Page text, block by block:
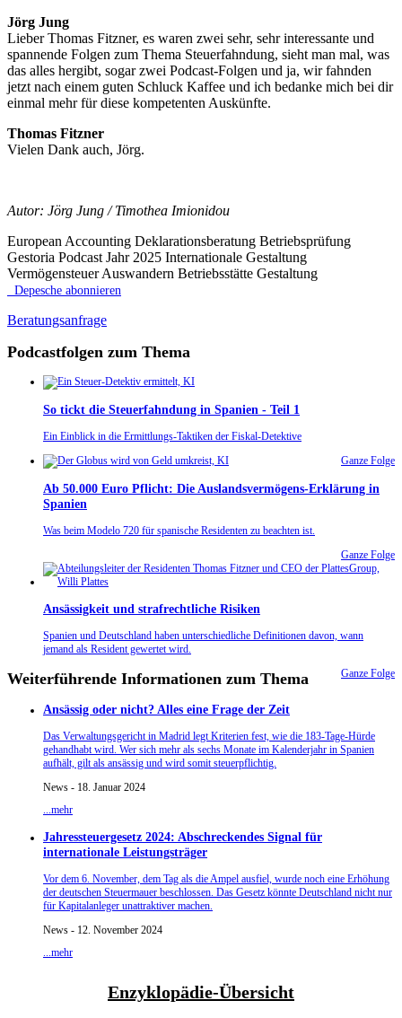
Jörg Jung
Lieber Thomas Fitzner, es waren zwei sehr, sehr interessante und
spannende Folgen zum Thema Steuerfahndung, sieht man mal, was
das alles hergibt, sogar zwei Podcast-Folgen und ja, wir fahnden
jetzt nach einem guten Schluck Kaffee und ich bedanke mich bei dir
einmal mehr für diese kompetenten Auskünfte.
Thomas Fitzner
Vielen Dank auch, Jörg.
Autor: Jörg Jung / Timothea Imionidou
European Accounting Deklarationsberatung Betriebsprüfung
Gestoria Podcast Jahr 2025 Internationale Gestaltung
Vermögensteuer Auswandern Betriebsstätte Gestaltung
Depesche abonnieren
Beratungsanfrage
Podcastfolgen zum Thema
So tickt die Steuerfahndung in Spanien - Teil 1
Ein Einblick in die Ermittlungs-Taktiken der Fiskal-Detektive
Ganze Folge
Ab 50.000 Euro Pflicht: Die Auslandsvermögens-Erklärung in
Spanien
Was beim Modelo 720 für spanische Residenten zu beachten ist.
Ganze Folge
Ansässigkeit und strafrechtliche Risiken
Spanien und Deutschland haben unterschiedliche Definitionen davon, wann
jemand als Resident gewertet wird.
Ganze Folge
Weiterführende Informationen zum Thema
Ansässig oder nicht? Alles eine Frage der Zeit
Das Verwaltungsgericht in Madrid legt Kriterien fest, wie die 183-Tage-Hürde
gehandhabt wird. Wer sich mehr als sechs Monate im Kalenderjahr in Spanien
aufhält, gilt als ansässig und wird somit steuerpflichtig.
News - 18. Januar 2024
...mehr
Jahressteuergesetz 2024: Abschreckendes Signal für
internationale Leistungsträger
Vor dem 6. November, dem Tag als die Ampel ausfiel, wurde noch eine Erhöhung
der deutschen Steuermauer beschlossen. Das Gesetz könnte Deutschland nicht nur
für Kapitalanleger unattraktiver machen.
News - 12. November 2024
...mehr
Enzyklopädie-Übersicht